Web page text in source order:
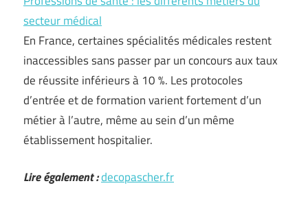
secteur médical
En France, certaines spécialités médicales restent
inaccessibles sans passer par un concours aux taux
de réussite inférieurs à 10 %. Les protocoles
d’entrée et de formation varient fortement d’un
métier à l’autre, même au sein d’un même
établissement hospitalier.
Lire également :decopascher.fr